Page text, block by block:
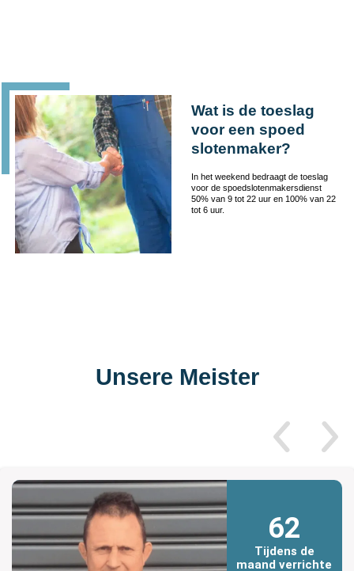
Wat is de toeslag
voor een spoed
slotenmaker?
In het weekend bedraagt de toeslag
voor de spoedslotenmakersdienst
50% van 9 tot 22 uur en 100% van 22
tot 6 uur.
Unsere Meister
62
Tijdens de
maand verrichte